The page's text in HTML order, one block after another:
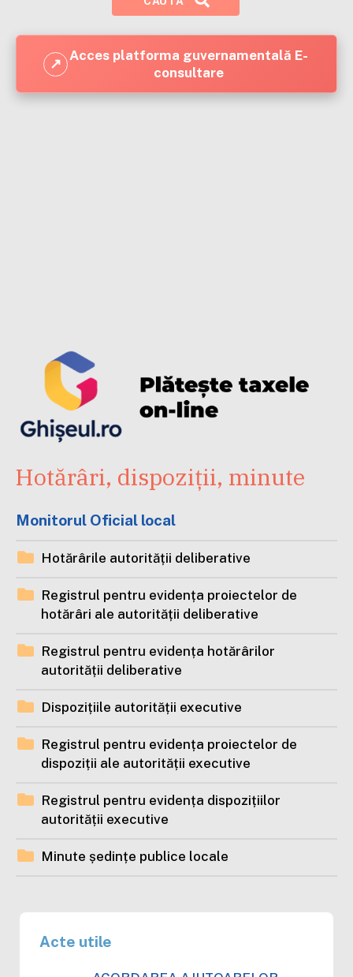
↗ Acces platforma guvernamentală E-
consultare
Hotărâri, dispoziții, minute
Monitorul Oficial local
Hotărârile autorității deliberative
Registrul pentru evidența proiectelor de
hotărâri ale autorității deliberative
Registrul pentru evidența hotărârilor
autorității deliberative
Dispozițiile autorității executive
Registrul pentru evidența proiectelor de
dispoziții ale autorității executive
Registrul pentru evidența dispozițiilor
autorității executive
Minute ședințe publice locale
Acte utile